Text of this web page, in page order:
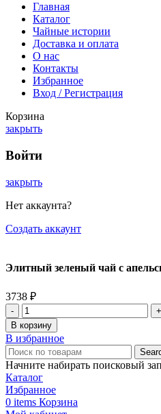
Главная
Каталог
Чайные истории
Доставка и оплата
О нас
Контакты
Избранное
Вход / Регистрация
Корзина
закрыть
Войти
закрыть
Нет аккаунта?
Создать аккаунт
Элитный зеленый чай с
3738 ₽
Количество
товара
Элитный
зеленый
чай
с
апельсином
Energy
Tea
В корзину
В избранное
Начните набирать поисковый
Каталог
Избранное
0 items Корзина